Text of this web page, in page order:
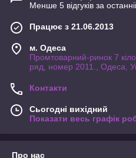
Менше 5 відгуків за
Працює з 21.06.2013
м. Одеса
Промтоварний-ринок 7
ряд, номер 2011., Одеса,
Контакти
Сьогодні вихідний
Показати весь графік
Про нас